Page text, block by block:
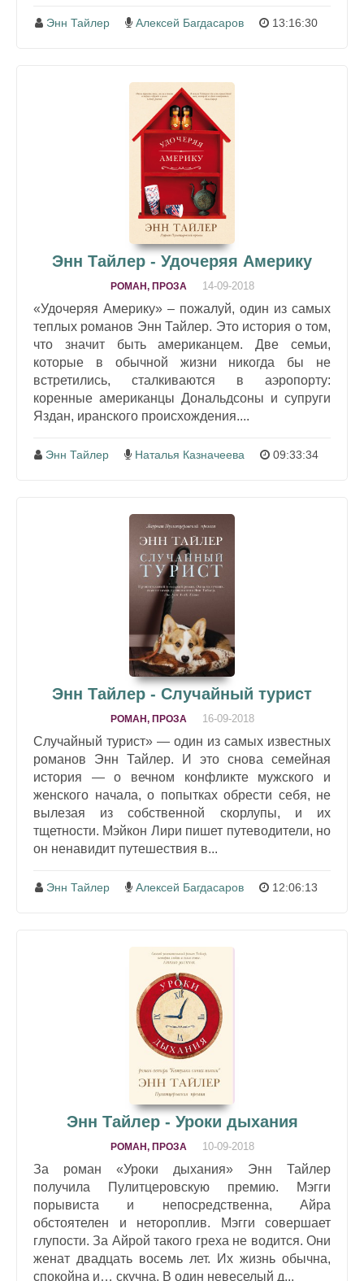
Энн Тайлер Алексей Багдасаров 13:16:30
Энн Тайлер - Удочеряя Америку
РОМАН, ПРОЗА 14-09-2018
«Удочеряя Америку» – пожалуй, один из самых
теплых романов Энн Тайлер. Это история о том,
что значит быть американцем. Две семьи,
которые в обычной жизни никогда бы не
встретились, сталкиваются в аэропорту:
коренные американцы Дональдсоны и супруги
Яздан, иранского происхождения....
Энн Тайлер Наталья Казначеева 09:33:34
Энн Тайлер - Случайный турист
РОМАН, ПРОЗА 16-09-2018
Случайный турист» — один из самых известных
романов Энн Тайлер. И это снова семейная
история — о вечном конфликте мужского и
женского начала, о попытках обрести себя, не
вылезая из собственной скорлупы, и их
тщетности. Мэйкон Лири пишет путеводители, но
он ненавидит путешествия в...
Энн Тайлер Алексей Багдасаров 12:06:13
Энн Тайлер - Уроки дыхания
РОМАН, ПРОЗА 10-09-2018
За роман «Уроки дыхания» Энн Тайлер
получила Пулитцеровскую премию. Мэгги
порывиста и непосредственна, Айра
обстоятелен и нетороплив. Мэгги совершает
глупости. За Айрой такого греха не водится. Они
женат двадцать восемь лет. Их жизнь обычна,
спокойна и… скучна. В один невеселый д...